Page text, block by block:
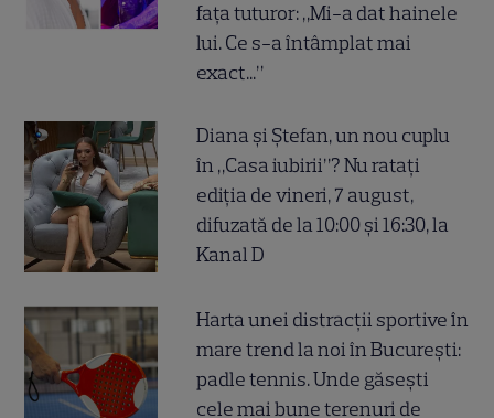
fața tuturor: „Mi-a dat hainele
lui. Ce s-a întâmplat mai
exact...”
Diana și Ștefan, un nou cuplu
în „Casa iubirii”? Nu ratați
ediția de vineri, 7 august,
difuzată de la 10:00 și 16:30, la
Kanal D
Harta unei distracții sportive în
mare trend la noi în București:
padle tennis. Unde găsești
cele mai bune terenuri de